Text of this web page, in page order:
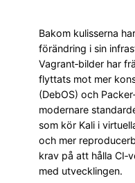
Bakom kulisserna
förändring i sin
Vagrant‑bilder har
flyttats mot mer
(DebOS) och
modernare
som kör Kali i
och mer
krav på att hålla
med utvecklingen.